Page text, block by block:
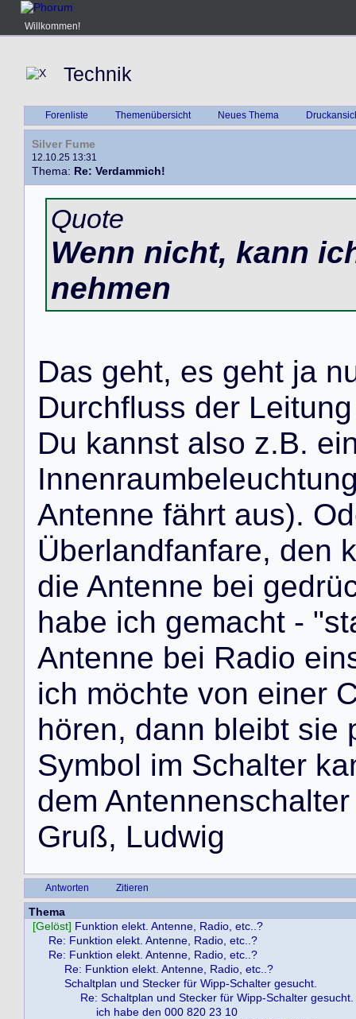
Willkommen!
Technik
Forenliste Themenübersicht Neues Thema
Silver Fume
12.10.25 13:31
Thema: Re: Verdammich!
Quote
Wenn nicht, kann
nehmen
Das geht, es geht ja n
Durchfluss der Leitung
Du kannst also z.B. ei
Innenraumbeleuchtun
Antenne fährt aus). Od
Überlandfanfare, den k
die Antenne bei gedrü
habe ich gemacht - "st
Antenne bei Radio ein
ich möchte von einer
hören, dann bleibt sie
Symbol im Schalter ka
dem Antennenschalter
Gruß, Ludwig
Antworten Zitieren
Thema
[Gelöst] Funktion elekt. Antenne, Radio, etc..?
Re: Funktion elekt. Antenne, Radio, etc..?
Re: Funktion elekt. Antenne, Radio, etc..?
Re: Funktion elekt. Antenne, Radio, etc..?
Schaltplan und Stecker für Wipp-Schalter gesucht.
Re: Schaltplan und Stecker für Wipp-Schalter gesucht.
ich habe den 000 820 23 10